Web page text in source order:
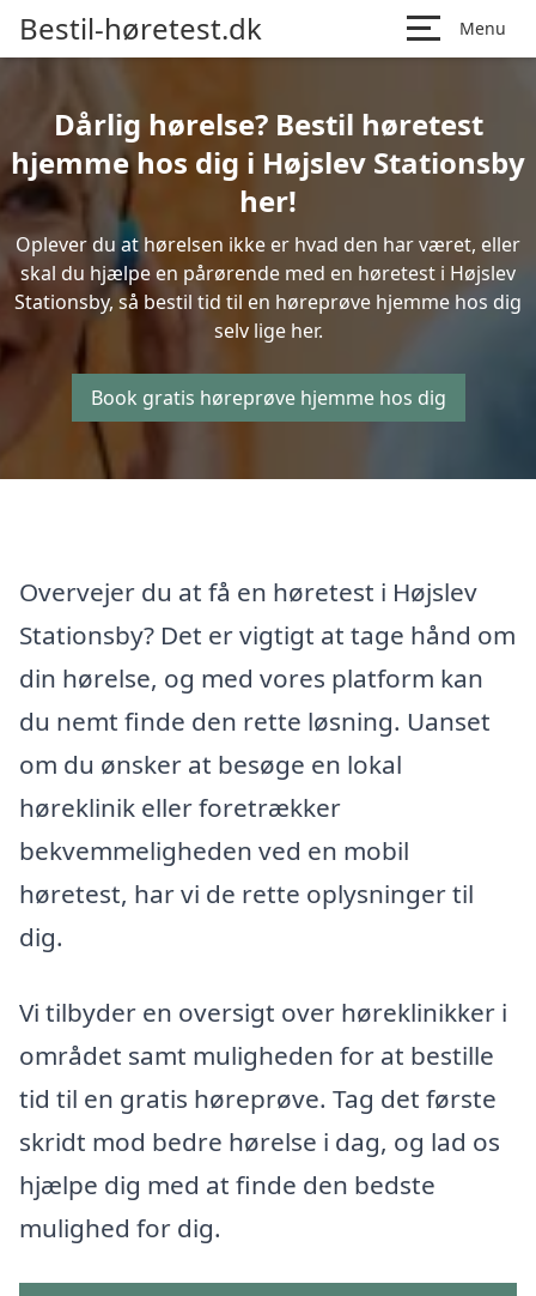
Bestil-høretest.dk Menu
Dårlig hørelse? Bestil høretest
hjemme hos dig i Højslev Stationsby
her!
Oplever du at hørelsen ikke er hvad den har været, eller
skal du hjælpe en pårørende med en høretest i Højslev
Stationsby, så bestil tid til en høreprøve hjemme hos dig
selv lige her.
Book gratis høreprøve hjemme hos dig
Overvejer du at få en høretest i Højslev
Stationsby? Det er vigtigt at tage hånd om
din hørelse, og med vores platform kan
du nemt finde den rette løsning. Uanset
om du ønsker at besøge en lokal
høreklinik eller foretrækker
bekvemmeligheden ved en mobil
høretest, har vi de rette oplysninger til
dig.
Vi tilbyder en oversigt over høreklinikker i
området samt muligheden for at bestille
tid til en gratis høreprøve. Tag det første
skridt mod bedre hørelse i dag, og lad os
hjælpe dig med at finde den bedste
mulighed for dig.